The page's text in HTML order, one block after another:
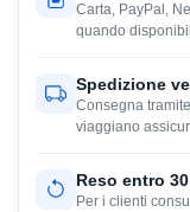
Carta, PayPal,
quando
Spedizione
Consegna
viaggiano
Reso entro
Per i clienti